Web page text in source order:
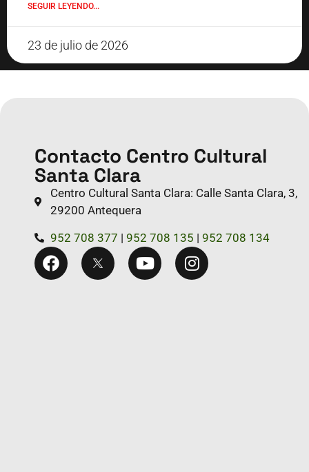
SEGUIR LEYENDO...
23 de julio de 2026
Contacto Centro Cultural
Santa Clara
Centro Cultural Santa Clara: Calle Santa Clara, 3,
29200 Antequera
952 708 377 | 952 708 135 | 952 708 134